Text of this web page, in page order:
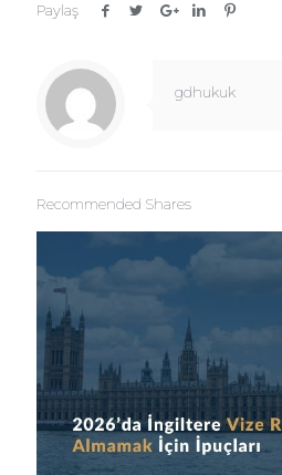
Paylaş
gdhukuk
Recommended Shares